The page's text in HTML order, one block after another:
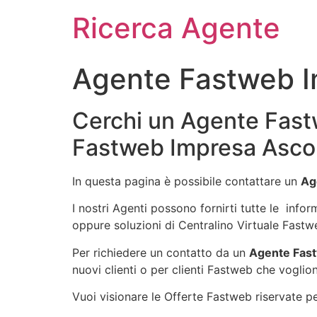
Ricerca Agente
Agente Fastweb
Cerchi un Agente
Fastweb Impresa
In questa pagina è possibile contattare un
I nostri Agenti possono fornirti tutte le
oppure soluzioni di Centralino Virtuale
Per richiedere un contatto da un Agente
nuovi clienti o per clienti Fastweb che
Vuoi visionare le Offerte Fastweb riservate